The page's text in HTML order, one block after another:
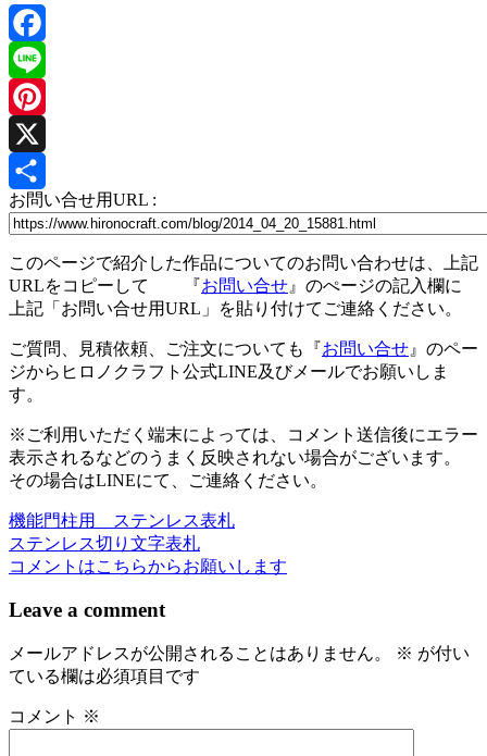
Facebook
Line
Pinterest
X
共
お問い合せ用URL :
このページで紹介した作品についてのお問い合わせは、上記
URLをコピーして 『お問い合せ 』のぺージの記入欄に
上記「お問い合せ用URL」を貼り付けてご連絡ください。
ご質問、見積依頼、ご注文についても『お問い合せ 』のペー
ジからヒロノクラフト公式LINE及びメールでお願いしま
す。
※ご利用いただく端末によっては、コメント送信後にエラー
表示されるなどのうまく反映されない場合がございます。
その場合はLINEにて、ご連絡ください。
投
稿
ナ
ゲ
シ
機能門柱用 ステンレス表札
ステンレス切り文字表札
コメントはこちらからお願いします
Leave a comment
メールアドレスが公開されることはありません。 ※ が付い
ている欄は必須項目です
コメント ※